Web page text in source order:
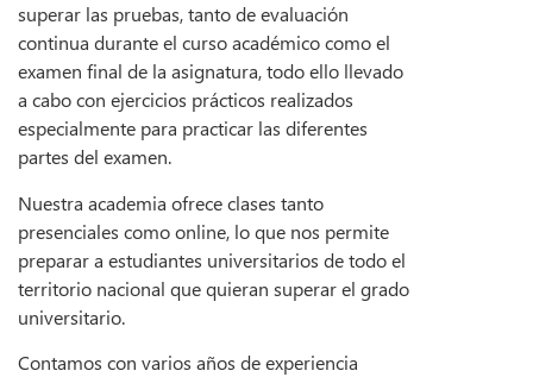
superar las pruebas, tanto de evaluación
continua durante el curso académico como el
examen final de la asignatura, todo ello llevado
a cabo con ejercicios prácticos realizados
especialmente para practicar las diferentes
partes del examen.
Nuestra academia ofrece clases tanto
presenciales como online, lo que nos permite
preparar a estudiantes universitarios de todo el
territorio nacional que quieran superar el grado
universitario.
Contamos con varios años de experiencia